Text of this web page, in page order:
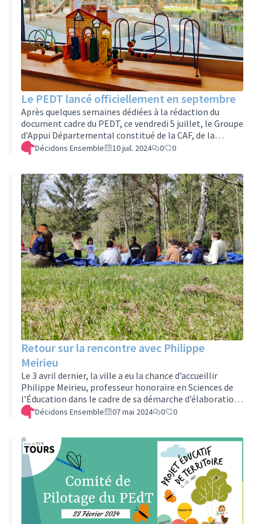
Le PEDT lancé officiellement en septembre
Après quelques semaines dédiées à la rédaction du
document cadre du PEDT, ce vendredi 5 juillet, le Groupe
d’Appui Départemental constitué de la CAF, de la
Direction des Services Départementaux de l’Éducation
Nationale et le Service Départemental à la Jeunesse, à
validé pour 3 années le Projet Éducatif Territorial de la
ville de Tours.« Les membres du comité tiennent à
souligner la qualité du travail mené, qui reflète bien le
niveau de concerta…
Décidons Ensemble 10 juil. 2024 0 0
Retour sur la rencontre avec Philippe
Meirieu
Le 3 avril dernier, la ville a eu la chance d’accueillir
Philippe Meirieu, professeur honoraire en Sciences de
l’Éducation dans le cadre de sa démarche d’élaboration
de son Projet Éducatif Territorial. La matinée a été
placée sous le signe du travail et de la réflexion avec des
parents. L’après-midi, M. Meirieu s’est rendu sur le site
de la Charpraie afin d’échanger avec des enfants et
animateurs sur une expérimentation de conseil
coopératif …
Décidons Ensemble 07 mai 2024 0 0